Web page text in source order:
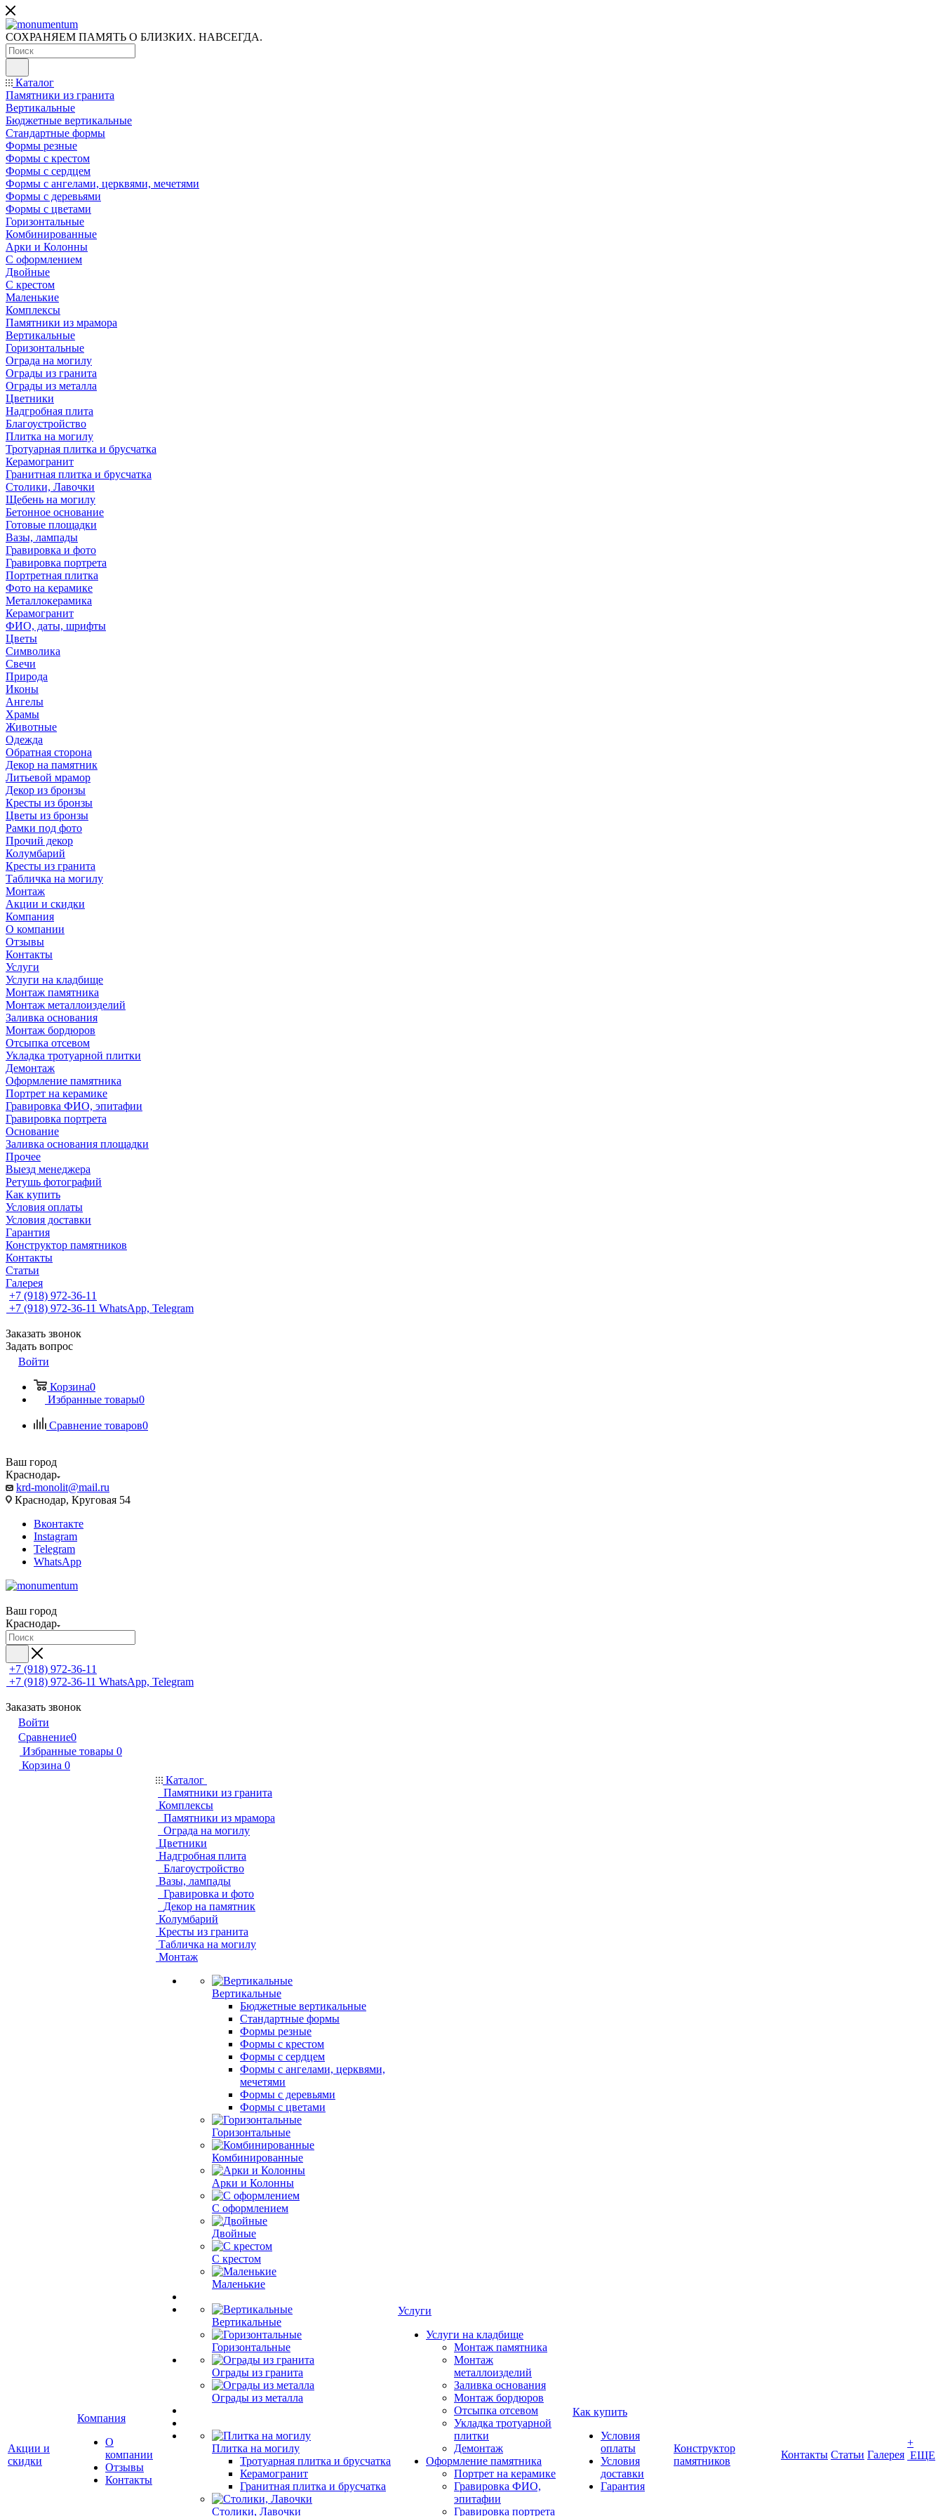
СОХРАНЯЕМ ПАМЯТЬ О БЛИЗКИХ. НАВСЕГДА.
Каталог
Памятники из гранита
Вертикальные
Бюджетные вертикальные
Стандартные формы
Формы резные
Формы с крестом
Формы с сердцем
Формы с ангелами, церквями, мечетями
Формы с деревьями
Формы с цветами
Горизонтальные
Комбинированные
Арки и Колонны
С оформлением
Двойные
С крестом
Маленькие
Комплексы
Памятники из мрамора
Вертикальные
Горизонтальные
Ограда на могилу
Ограды из гранита
Ограды из металла
Цветники
Надгробная плита
Благоустройство
Плитка на могилу
Тротуарная плитка и брусчатка
Керамогранит
Гранитная плитка и брусчатка
Столики, Лавочки
Щебень на могилу
Бетонное основание
Готовые площадки
Вазы, лампады
Гравировка и фото
Гравировка портрета
Портретная плитка
Фото на керамике
Металлокерамика
Керамогранит
ФИО, даты, шрифты
Цветы
Символика
Свечи
Природа
Иконы
Ангелы
Храмы
Животные
Одежда
Обратная сторона
Декор на памятник
Литьевой мрамор
Декор из бронзы
Кресты из бронзы
Цветы из бронзы
Рамки под фото
Прочий декор
Колумбарий
Кресты из гранита
Табличка на могилу
Монтаж
Акции и скидки
Компания
О компании
Отзывы
Контакты
Услуги
Услуги на кладбище
Монтаж памятника
Монтаж металлоизделий
Заливка основания
Монтаж бордюров
Отсыпка отсевом
Укладка тротуарной плитки
Демонтаж
Оформление памятника
Портрет на керамике
Гравировка ФИО, эпитафии
Гравировка портрета
Основание
Заливка основания площадки
Прочее
Выезд менеджера
Ретушь фотографий
Как купить
Условия оплаты
Условия доставки
Гарантия
Конструктор памятников
Контакты
Статьи
Галерея
+7 (918) 972-36-11
+7 (918) 972-36-11 WhatsApp, Telegram
Заказать звонок
Задать вопрос
Войти
Корзина0
Избранные товары0
Сравнение товаров0
Ваш город
Краснодар
krd-monolit@mail.ru
Краснодар, Круговая 54
Вконтакте
Instagram
Telegram
WhatsApp
Ваш город
Краснодар
+7 (918) 972-36-11
+7 (918) 972-36-11 WhatsApp, Telegram
Заказать звонок
Войти
Сравнение0
Избранные товары 0
Корзина 0
Акции и
скидки
Компания
О
компании
Отзывы
Контакты
Каталог
Памятники из гранита
Комплексы
Памятники из мрамора
Ограда на могилу
Цветники
Надгробная плита
Благоустройство
Вазы, лампады
Гравировка и фото
Декор на памятник
Колумбарий
Кресты из гранита
Табличка на могилу
Монтаж
Вертикальные
Бюджетные вертикальные
Стандартные формы
Формы резные
Формы с крестом
Формы с сердцем
Формы с ангелами, церквями,
мечетями
Формы с деревьями
Формы с цветами
Горизонтальные
Комбинированные
Арки и Колонны
С оформлением
Двойные
С крестом
Маленькие
Вертикальные
Горизонтальные
Ограды из гранита
Ограды из металла
Плитка на могилу
Тротуарная плитка и брусчатка
Керамогранит
Гранитная плитка и брусчатка
Столики, Лавочки
Услуги
Услуги на кладбище
Монтаж памятника
Монтаж
металлоизделий
Заливка основания
Монтаж бордюров
Отсыпка отсевом
Укладка тротуарной
плитки
Демонтаж
Оформление памятника
Портрет на керамике
Гравировка ФИО,
эпитафии
Гравировка портрета
Как купить
Условия
оплаты
Условия
доставки
Гарантия
Конструктор
памятников
Контакты Статьи Галерея
+
ЕЩЕ